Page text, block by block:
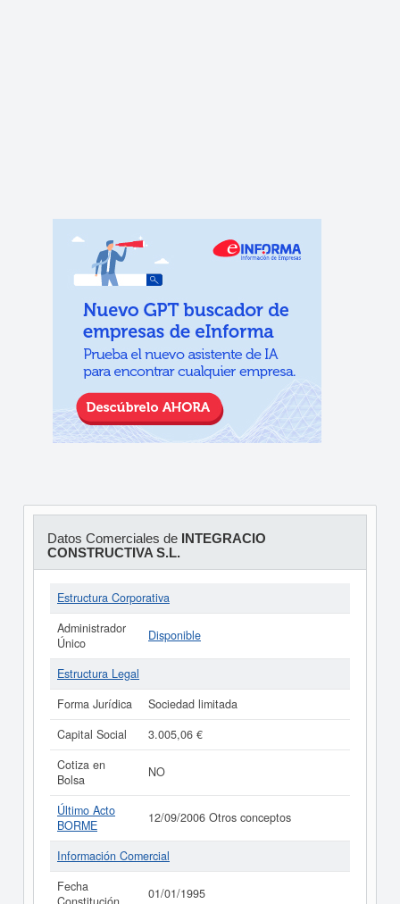
Datos Comerciales de INTEGRACIO
CONSTRUCTIVA S.L.
Estructura Corporativa
Administrador
Único
Disponible
Estructura Legal
Forma Jurídica
Sociedad limitada
Capital Social
3.005,06 €
Cotiza en
Bolsa
NO
Último Acto
BORME
12/09/2006 Otros conceptos
Información Comercial
Fecha
01/01/1995